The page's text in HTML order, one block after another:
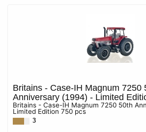
Britains - Case-IH Magnum 7250
Anniversary (1994) - Limited
Britains - Case-IH Magnum 7250 50th
Limited Edition 750 pcs
3